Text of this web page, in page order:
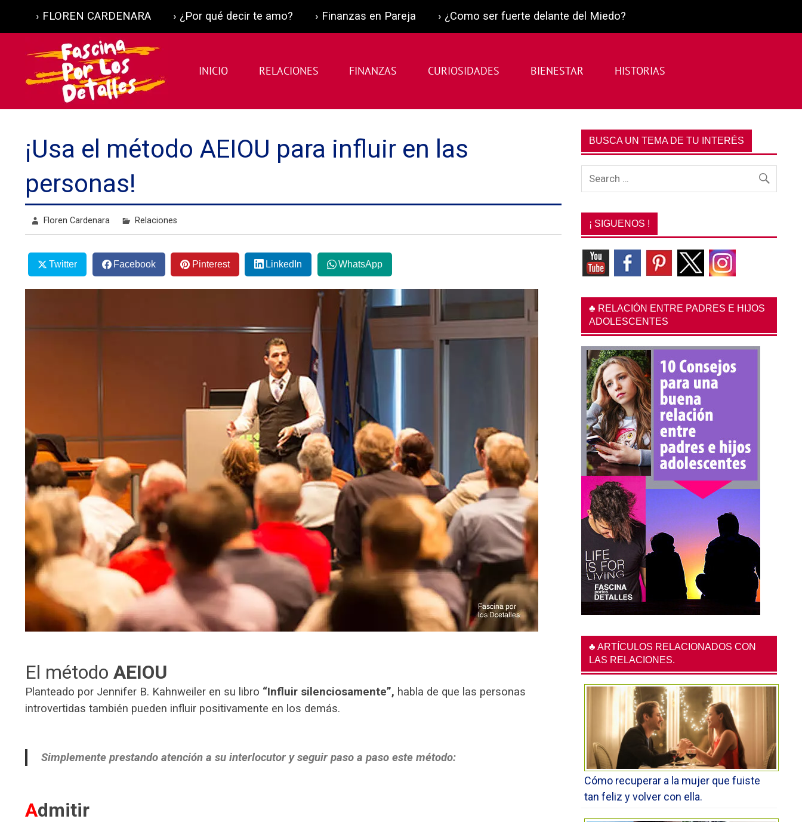
› FLOREN CARDENARA › ¿Por qué decir te amo? › Finanzas en Pareja › ¿Como ser fuerte delante del Miedo?
Fascina Por Los Detalles
INICIO RELACIONES FINANZAS CURIOSIDADES BIENESTAR HISTORIAS
¡Usa el método AEIOU para influir en las
personas!
Floren Cardenara Relaciones
Twitter Facebook Pinterest LinkedIn WhatsApp
El método AEIOU
Planteado por Jennifer B. Kahnweiler en su libro “Influir silenciosamente”, habla de que las personas
introvertidas también pueden influir positivamente en los demás.
Simplemente prestando atención a su interlocutor y seguir paso a paso este método:
Admitir
BUSCA UN TEMA DE TU INTERÉS
¡ SIGUENOS !
♣ RELACIÓN ENTRE PADRES E HIJOS
ADOLESCENTES
♣ ARTÍCULOS RELACIONADOS CON
LAS RELACIONES.
Cómo recuperar a la mujer que fuiste
tan feliz y volver con ella.